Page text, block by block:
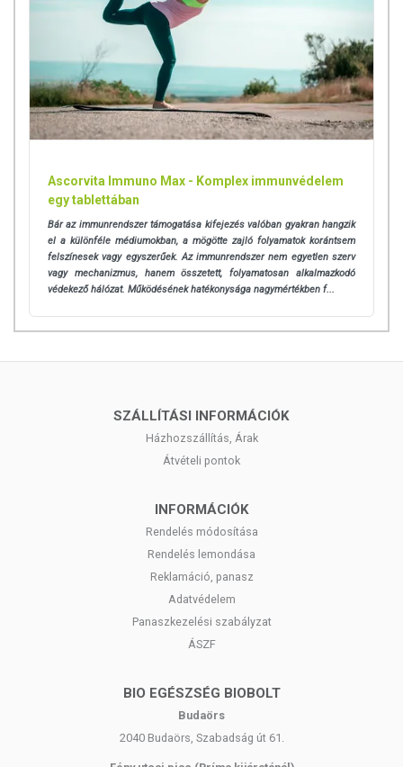
Ascorvita Immuno Max - Komplex immunvédelem
egy tablettában
Bár az immunrendszer támogatása kifejezés valóban gyakran hangzik
el a különféle médiumokban, a mögötte zajló folyamatok korántsem
felszínesek vagy egyszerűek. Az immunrendszer nem egyetlen szerv
vagy mechanizmus, hanem összetett, folyamatosan alkalmazkodó
védekező hálózat. Működésének hatékonysága nagymértékben f...
SZÁLLÍTÁSI INFORMÁCIÓK
Házhozszállítás, Árak
Átvételi pontok
INFORMÁCIÓK
Rendelés módosítása
Rendelés lemondása
Reklamáció, panasz
Adatvédelem
Panaszkezelési szabályzat
ÁSZF
BIO EGÉSZSÉG BIOBOLT
Budaörs
2040 Budaörs, Szabadság út 61.